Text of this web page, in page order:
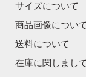
サイズについて
商品画像について
送料について
在庫に関しまして